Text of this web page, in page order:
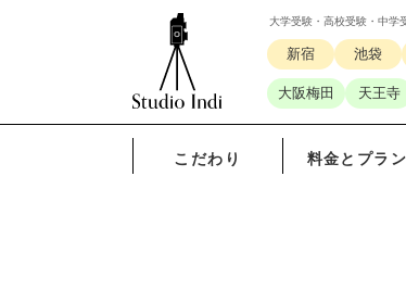
大学受験・高校受験・中学
新宿 池袋
大阪梅田 天王寺
こだわり 料金とプラン